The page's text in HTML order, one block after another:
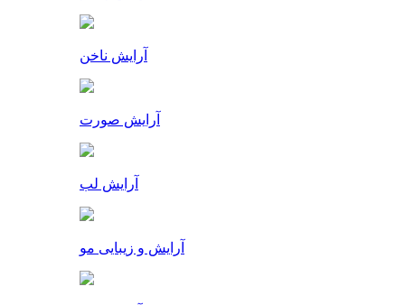
آرایش ناخن
آرایش صورت
آرایش لب
آرایش و زیبایی مو